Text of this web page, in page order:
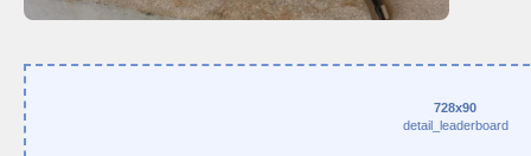
728x90
detail_leaderboard